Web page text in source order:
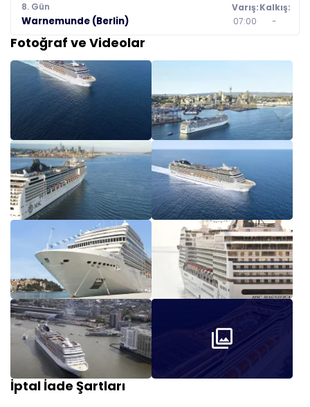
8. Gün
Warnemunde (Berlin)
Varış:
07:00
Kalkış:
-
Fotoğraf ve Videolar
İptal İade Şartları